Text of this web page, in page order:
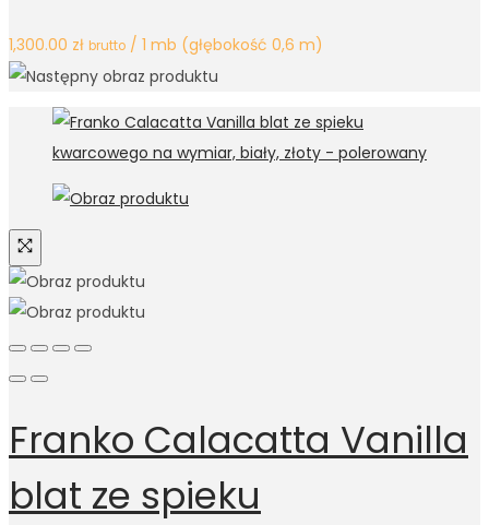
1,300.00 zł brutto / 1 mb (głębokość 0,6 m)
Franko Calacatta Vanilla
blat ze spieku